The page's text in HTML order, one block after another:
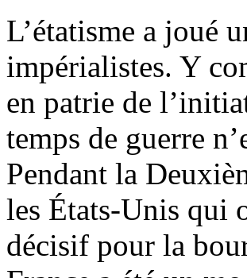
L’étatisme a joué
impérialistes. Y
en patrie de
temps de guerre
Pendant la
les États-Unis qui
décisif pour la